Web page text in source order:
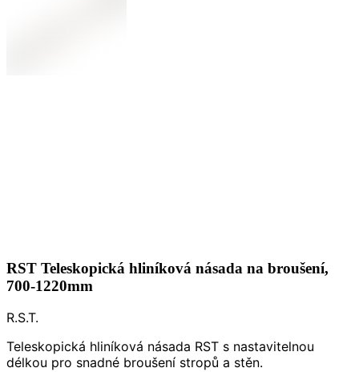
RST Teleskopická hliníková násada na broušení,
700-1220mm
R.S.T.
Teleskopická hliníková násada RST s nastavitelnou
délkou pro snadné broušení stropů a stěn.